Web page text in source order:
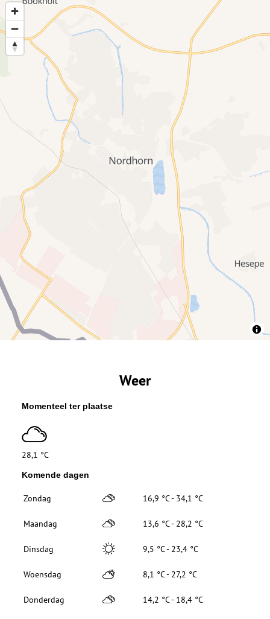
Weer
Momenteel ter plaatse
28,1 °C
Komende dagen
Zondag 16,9 °C - 34,1 °C
Maandag 13,6 °C - 28,2 °C
Dinsdag 9,5 °C - 23,4 °C
Woensdag 8,1 °C - 27,2 °C
Donderdag 14,2 °C - 18,4 °C